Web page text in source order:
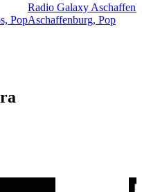
Pop
Radio Galaxy
Aschaffenburg, Pop